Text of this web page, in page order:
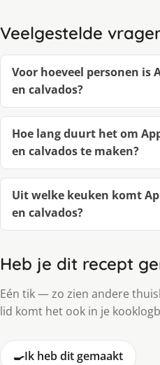
Veelgestelde
Voor hoeveel personen is
en calvados?
Hoe lang duurt het om
en calvados te maken?
Uit welke keuken komt
en calvados?
Heb je dit recept
Eén tik — zo zien andere
lid komt het ook in je
🍳Ik heb dit gemaakt